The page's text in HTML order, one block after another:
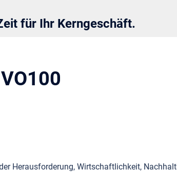
für Ihr Kerngeschäft.
Herausforderung, Wirtschaftlichkeit,